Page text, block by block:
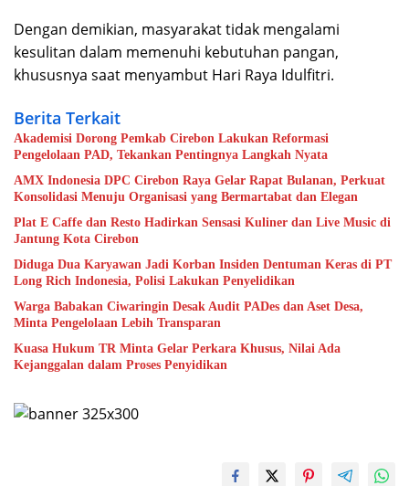
Dengan demikian, masyarakat tidak mengalami
kesulitan dalam memenuhi kebutuhan pangan,
khususnya saat menyambut Hari Raya Idulfitri.
Berita Terkait
Akademisi Dorong Pemkab Cirebon Lakukan Reformasi
Pengelolaan PAD, Tekankan Pentingnya Langkah Nyata
AMX Indonesia DPC Cirebon Raya Gelar Rapat Bulanan, Perkuat
Konsolidasi Menuju Organisasi yang Bermartabat dan Elegan
Plat E Caffe dan Resto Hadirkan Sensasi Kuliner dan Live Music di
Jantung Kota Cirebon
Diduga Dua Karyawan Jadi Korban Insiden Dentuman Keras di PT
Long Rich Indonesia, Polisi Lakukan Penyelidikan
Warga Babakan Ciwaringin Desak Audit PADes dan Aset Desa,
Minta Pengelolaan Lebih Transparan
Kuasa Hukum TR Minta Gelar Perkara Khusus, Nilai Ada
Kejanggalan dalam Proses Penyidikan